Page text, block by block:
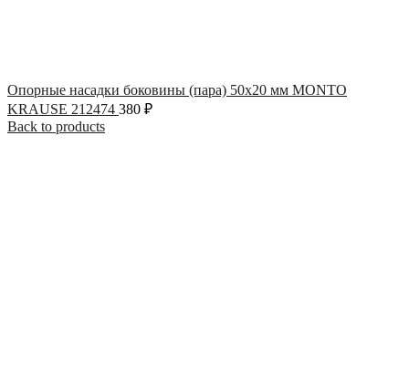
Опорные насадки боковины (пара) 50х20 мм MONTO
KRAUSE 212474 380 ₽
Back to products